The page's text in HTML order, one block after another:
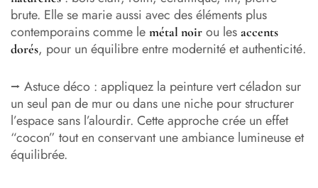
brute. Elle se marie aussi avec des éléments plus
contemporains comme le métal noir ou les accents
dorés, pour un équilibre entre modernité et authenticité.
⭢ Astuce déco : appliquez la peinture vert céladon sur
un seul pan de mur ou dans une niche pour structurer
l’espace sans l’alourdir. Cette approche crée un effet
“cocon” tout en conservant une ambiance lumineuse et
équilibrée.